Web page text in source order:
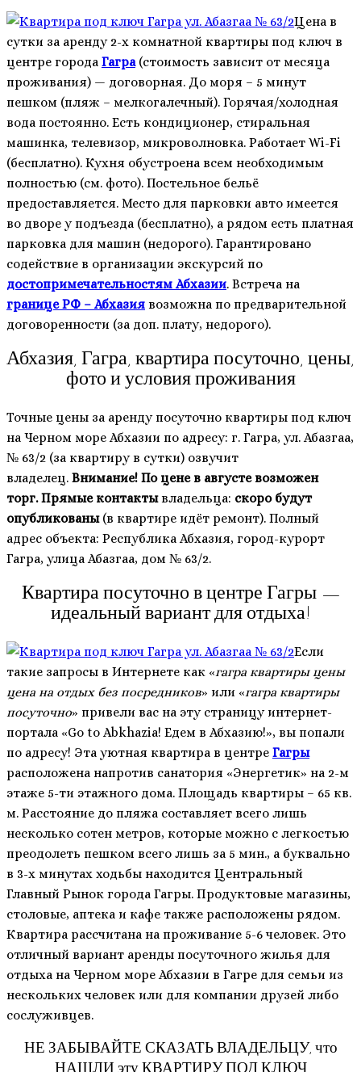
Цена в
сутки за аренду 2-х комнатной квартиры под ключ в
центре города Гагра(стоимость зависит от месяца
проживания) — договорная. До моря – 5 минут
пешком (пляж – мелкогалечный). Горячая/холодная
вода постоянно. Есть кондиционер, стиральная
машинка, телевизор, микроволновка. Работает Wi-Fi
(бесплатно). Кухня обустроена всем необходимым
полностью (см. фото). Постельное бельё
предоставляется. Место для парковки авто имеется
во дворе у подъезда (бесплатно), а рядом есть платная
парковка для машин (недорого). Гарантировано
содействие в организации экскурсий по
достопримечательностям Абхазии. Встреча на
границе РФ – Абхазия возможна по предварительной
договоренности (за доп. плату, недорого).
Абхазия, Гагра, квартира посуточно, цены,
фото и условия проживания
Точные цены за аренду посуточно квартиры под ключ
на Черном море Абхазии по адресу: г. Гагра, ул. Абазгаа,
№ 63/2 (за квартиру в сутки) озвучит
владелец. Внимание! По цене в августе возможен
торг.Прямые контактывладельца: скоро будут
опубликованы(в квартире идёт ремонт). Полный
адрес объекта: Республика Абхазия, город-курорт
Гагра, улица Абазгаа, дом № 63/2.
Квартира посуточно в центре Гагры —
идеальный вариант для отдыха!
Если
такие запросы в Интернете как «гагра квартиры цены
цена на отдых без посредников» или «гагра квартиры
посуточно» привели вас на эту страницу интернет-
портала «Go to Abkhazia! Едем в Абхазию!», вы попали
по адресу! Эта уютная квартира в центре Гагры
расположена напротив санатория «Энергетик» на 2-м
этаже 5-ти этажного дома. Площадь квартиры – 65 кв.
м. Расстояние до пляжа составляет всего лишь
несколько сотен метров, которые можно с легкостью
преодолеть пешком всего лишь за 5 мин., а буквально
в 3-х минутах ходьбы находится Центральный
Главный Рынок города Гагры. Продуктовые магазины,
столовые, аптека и кафе также расположены рядом.
Квартира рассчитана на проживание 5-6 человек. Это
отличный вариант аренды посуточного жилья для
отдыха на Черном море Абхазии в Гагре для семьи из
нескольких человек или для компании друзей либо
сослуживцев.
НЕ ЗАБЫВАЙТЕ СКАЗАТЬ ВЛАДЕЛЬЦУ, что